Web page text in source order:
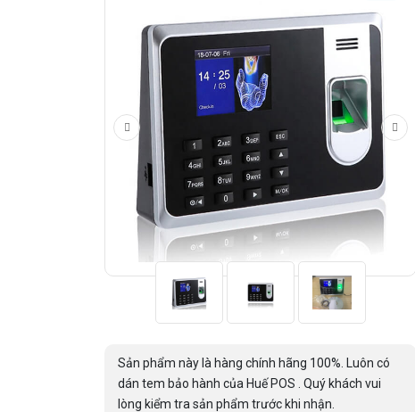
Sản phẩm này là hàng chính hãng 100%. Luôn có
dán tem bảo hành của Huế POS . Quý khách vui
lòng kiểm tra sản phẩm trước khi nhận.